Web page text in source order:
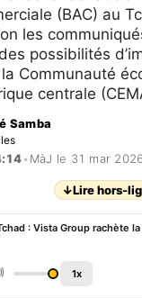
(BAC) au
les
possibilités
Communauté
centrale
Samba
• MàJ le 31 mar 2026
↓Lire hors-
1x